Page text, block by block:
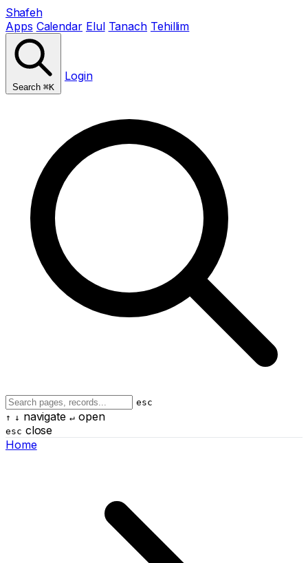
Shafeh
Apps Calendar Elul Tanach Tehillim
Search ⌘K
Login
esc
↑ ↓ navigate ↵open
esc close
Home